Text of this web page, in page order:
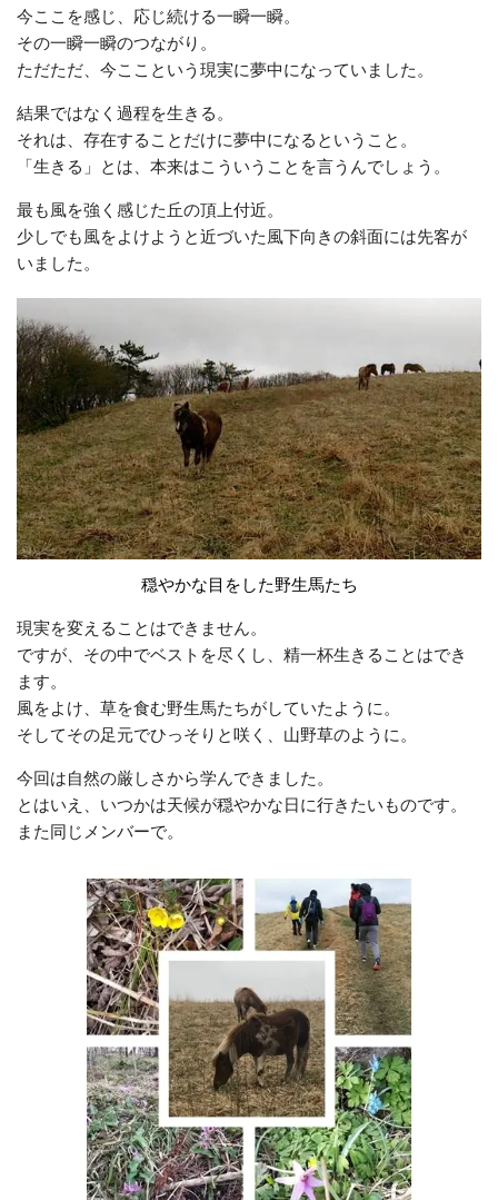
今ここを感じ、応じ続ける一瞬一瞬。
その一瞬一瞬のつながり。
ただただ、今ここという現実に夢中になっていました。
結果ではなく過程を生きる。
それは、存在することだけに夢中になるということ。
「生きる」とは、本来はこういうことを言うんでしょう。
最も風を強く感じた丘の頂上付近。
少しでも風をよけようと近づいた風下向きの斜面には先客が
いました。
穏やかな目をした野生馬たち
現実を変えることはできません。
ですが、その中でベストを尽くし、精一杯生きることはでき
ます。
風をよけ、草を食む野生馬たちがしていたように。
そしてその足元でひっそりと咲く、山野草のように。
今回は自然の厳しさから学んできました。
とはいえ、いつかは天候が穏やかな日に行きたいものです。
また同じメンバーで。